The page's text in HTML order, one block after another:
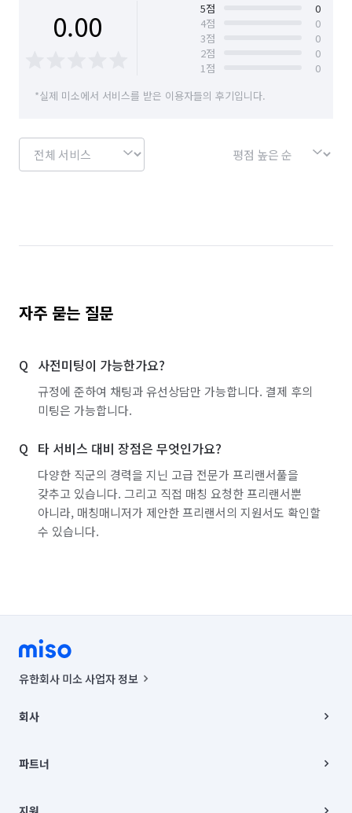
0.00 5점
0
4점
0
3점
0
2점
0
1점
0
*실제 미소에서 서비스를 받은 이용자들의 후기입니다.
자주 묻는 질문
사전미팅이 가능한가요?
규정에 준하여 채팅과 유선상담만 가능합니다. 결제 후의
미팅은 가능합니다.
타 서비스 대비 장점은 무엇인가요?
다양한 직군의 경력을 지닌 고급 전문가 프리랜서풀을
갖추고 있습니다. 그리고 직접 매칭 요청한 프리랜서뿐
아니라, 매칭매니저가 제안한 프리랜서의 지원서도 확인할
수 있습니다.
유한회사 미소 사업자 정보
00019 |
주소 | 본사: 서울특별시 종로구 율곡로 6(중학동, 트윈트리빌딩) B동 5층
컨택센터 : 서울특별시 종로구 수송동 율곡로 24, 7층, 8층 미소
상품, 상품정보, 거래에 관한 의무와 책임은 거래당사자에게 있습니다.
회사
채용
파트너